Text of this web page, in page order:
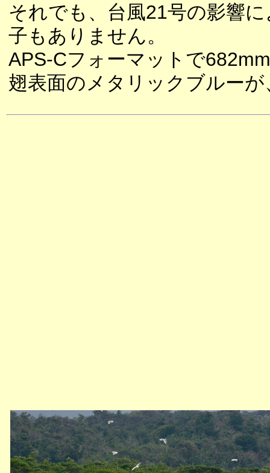
それでも、台風21号の影響
子もありません。
APS-Cフォーマットで
翅表面のメタリックブルー